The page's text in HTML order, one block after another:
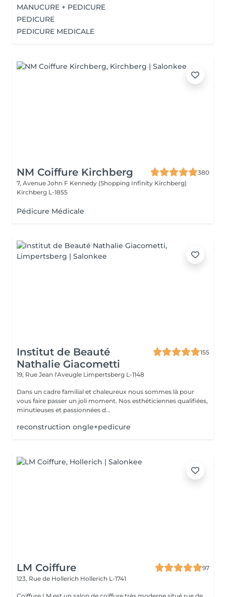
MANUCURE + PEDICURE
PEDICURE
PEDICURE MEDICALE
NM Coiffure Kirchberg
380
7, Avenue John F Kennedy (Shopping Infinity Kirchberg)
Kirchberg L-1855
Pédicure Médicale
Institut de Beauté
Nathalie Giacometti
155
19, Rue Jean l'Aveugle Limpertsberg L-1148
Dans un cadre familial et chaleureux nous sommes là pour
vous faire passer un joli moment. Nos esthéticiennes qualifiées,
minutieuses et passionnées d...
reconstruction ongle+pedicure
LM Coiffure
97
123, Rue de Hollerich Hollerich L-1741